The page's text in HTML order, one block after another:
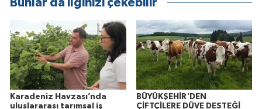
Bunlar da ilginizi çekebilir
Karadeniz Havzası’nda
uluslararası tarımsal iş
BÜYÜKŞEHİR'DEN
ÇİFTÇİLERE DÜVE DESTEĞİ